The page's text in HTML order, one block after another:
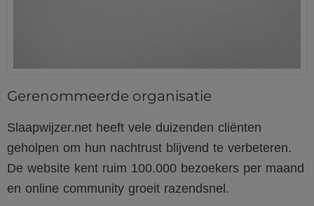
Gerenommeerde organisatie
Slaapwijzer.net heeft vele duizenden cliënten
geholpen om hun nachtrust blijvend te verbeteren.
De website kent ruim 100.000 bezoekers per maand
en online community groeit razendsnel.